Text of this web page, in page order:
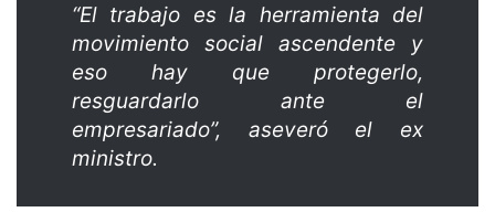
“El trabajo es la herramienta del
movimiento social ascendente y
eso hay que protegerlo,
resguardarlo ante el
empresariado”, aseveró el ex
ministro.